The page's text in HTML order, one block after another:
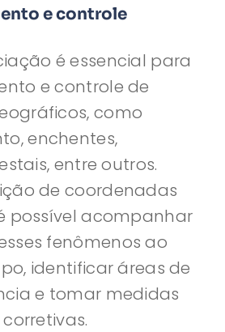
e controle
é essencial para
e controle de
como
enchentes,
entre outros.
de coordenadas
possível acompanhar
fenômenos ao
identificar áreas de
e tomar medidas